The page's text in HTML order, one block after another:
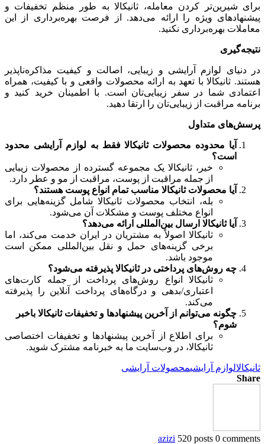
برای شیرین‌تر کردن معامله، ثانیکالا به طور منظم تخفیفات و
پیشنهادهای ویژه را ارائه می‌دهد. از فرصت بهره‌برداری از این
معاملات بهره‌برداری نکنید.
نتیجه‌گیری
در دنیای لوازم آرایشی و زیبایی، اصالت و کیفیت مذاکره‌ناپذیر
هستند. ثانیکالا با تعهد به ارائه محصولات واقعی و با کیفیت، همراه
اعتمادی شما در سفر زیبایی‌تان است. با اطمینان خرید کنید و
برنامه مراقبت از زیبایی‌تان را ارتقا دهید.
پرسش‌های متداول
آیا محدوده محصولات ثانیکالا فقط به لوازم آرایشی محدود
است؟
خیر، ثانیکالا یک مجموعه گسترده از محصولات زیبایی
از جمله مراقبت از پوست، مراقبت از مو و عطر دارد.
آیا محصولات ثانیکالا مناسب تمام انواع پوست هستند؟
بله، انتخاب محصولات ثانیکالا شامل گزینه‌هایی برای
انواع مختلف پوست و مشکلات آن می‌شود.
آیا ثانیکالا ارسال بین‌المللی ارائه می‌دهد؟
ثانیکالا اصولاً به مشتریان در ایران خدمت می‌کند، اما
برخی گزینه‌های حمل و نقل بین‌المللی ممکن است
موجود باشد.
چه روش‌های پرداختی در ثانیکالا پذیرفته می‌شود؟
ثانیکالا انواع روش‌های پرداخت از جمله کارت‌های
اعتباری/بدهی و درگاه‌های پرداخت آنلاین را پذیرفته
می‌کند.
چگونه می‌توانم از آخرین پیشنهادها و تخفیفات ثانیکالا باخبر
شوم؟
برای اطلاع از آخرین پیشنهادها و تخفیفات اختصاصی
ثانیکالا، در وب‌سایت ما به خبرنامه مشترک شوید.
ثانیکالالوازم آرایشیمحصولات آرایشی
Share
azizi 520 posts 0 comments